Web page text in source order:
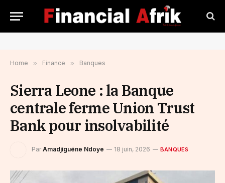
Home » Finance » Banques
Sierra Leone : la Banque
centrale ferme Union Trust
Bank pour insolvabilité
Par Amadjiguéne Ndoye 18 juin, 2026 BANQUES